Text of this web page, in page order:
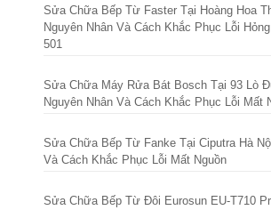
Sửa Chữa Bếp Từ Faster Tại Hoàng Hoa
Nguyên Nhân Và Cách Khắc Phục Lỗi
501
Sửa Chữa Máy Rửa Bát Bosch Tại 93 Lò
Nguyên Nhân Và Cách Khắc Phục Lỗi Mất
Sửa Chữa Bếp Từ Fanke Tại Ciputra Hà
Và Cách Khắc Phục Lỗi Mất Nguồn
Sửa Chữa Bếp Từ Đôi Eurosun EU-T710